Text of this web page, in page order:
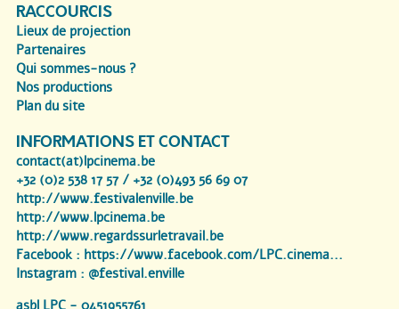
RACCOURCIS
Lieux de projection
Partenaires
Qui sommes-nous ?
Nos productions
Plan du site
INFORMATIONS ET CONTACT
contact(at)lpcinema.be
+32 (0)2 538 17 57 / +32 (0)493 56 69 07
http://www.festivalenville.be
http://www.lpcinema.be
http://www.regardssurletravail.be
Facebook : https://www.facebook.com/LPC.cinema...
Instagram : @festival.enville